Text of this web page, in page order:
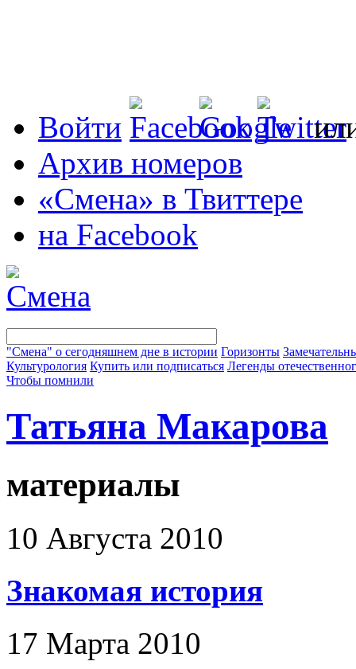
Войти
Архив номеров
«Смена» в Твиттере
на Facebook
"Смена" о сегодняшнем дне в истории Горизонты
Культурология Купить или подписаться Легенды
Чтобы помнили
Татьяна Макарова
материалы
10 Августа 2010
Знакомая история
17 Марта 2010